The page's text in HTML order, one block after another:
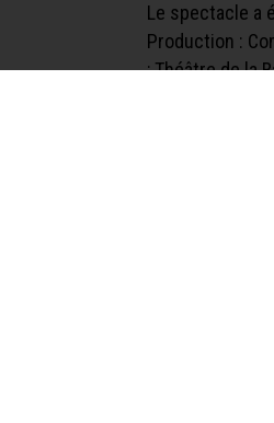
Le spectacle a
Production :
; Théâtre de la